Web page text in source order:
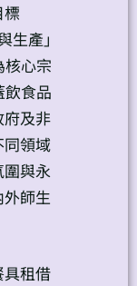
生產」
核心宗
飲食品
及非
領域
與永
師生
租借